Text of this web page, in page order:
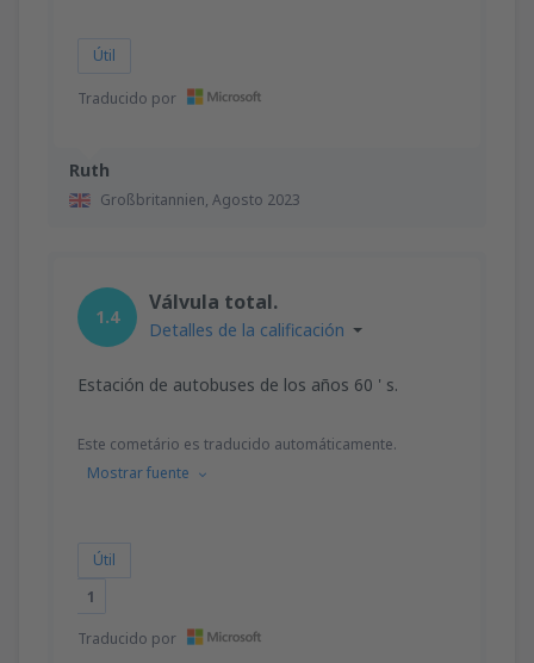
Ruth
Großbritannien, Agosto 2023
Útil
Traducido por
1.4
Válvula total.
Detalles de la calificación
Estación de autobuses de los años 60 ' s.
Este cometário es traducido automáticamente.
Mostrar fuente
Útil
1
Traducido por